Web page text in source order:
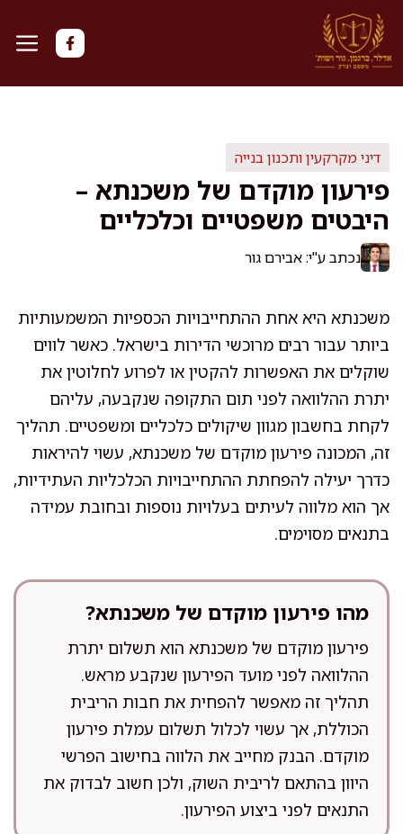
לדלג
לתוכן
דיני מקרקעין ותכנון בנייה
פירעון מוקדם של משכנתא –
היבטים משפטיים וכלכליים
נכתב ע"י: אבירם גור
משכנתא היא אחת ההתחייבויות הכספיות המשמעותיות
ביותר עבור רבים מרוכשי הדירות בישראל. כאשר לווים
שוקלים את האפשרות להקטין או לפרוע לחלוטין את
יתרת ההלוואה לפני תום התקופה שנקבעה, עליהם
לקחת בחשבון מגוון שיקולים כלכליים ומשפטיים. תהליך
זה, המכונה פירעון מוקדם של משכנתא, עשוי להיראות
כדרך יעילה להפחתת ההתחייבויות הכלכליות העתידיות,
אך הוא מלווה לעיתים בעלויות נוספות ובחובת עמידה
בתנאים מסוימים.
מהו פירעון מוקדם של משכנתא?
פירעון מוקדם של משכנתא הוא תשלום יתרת
ההלוואה לפני מועד הפירעון שנקבע מראש.
תהליך זה מאפשר להפחית את חבות הריבית
הכוללת, אך עשוי לכלול תשלום עמלת פירעון
מוקדם. הבנק מחייב את הלווה בחישוב הפרשי
היוון בהתאם לריבית השוק, ולכן חשוב לבדוק את
התנאים לפני ביצוע הפירעון.